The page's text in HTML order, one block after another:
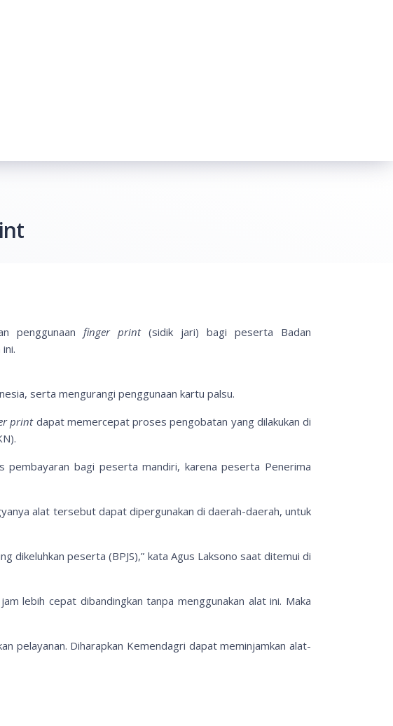
penggunaan finger print(sidik jari) bagi peserta Badan
serta mengurangi penggunaan kartu palsu.
printdapat memercepat proses pengobatan yang dilakukan di
bagi peserta mandiri, karena peserta Penerima
alat tersebut dapat dipergunakan di daerah-daerah, untuk
dikeluhkan peserta (BPJS),” kata Agus Laksono saat ditemui di
lebih cepat dibandingkan tanpa menggunakan alat ini. Maka
pelayanan. Diharapkan Kemendagri dapat meminjamkan alat-